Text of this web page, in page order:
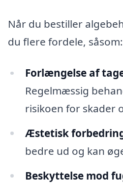
Når du bestiller
du flere fordele, såsom:
Forlængelse af
Regelmæssig
risikoen for skader
Æstetisk
bedre ud og kan
Beskyttelse mod